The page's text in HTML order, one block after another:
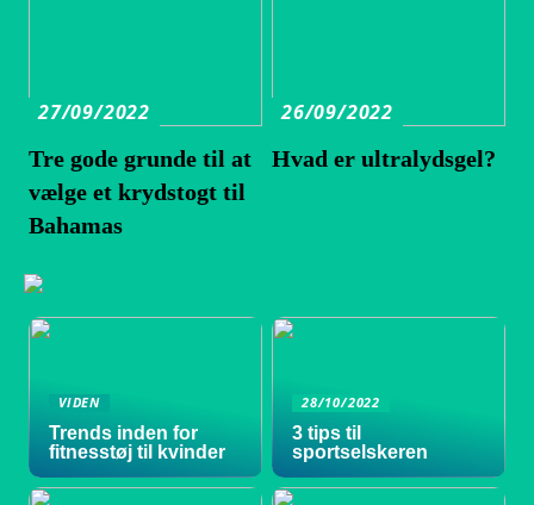
27/09/2022
Tre gode grunde til at
vælge et krydstogt til
Bahamas
26/09/2022
Hvad er ultralydsgel?
VIDEN
Trends inden for
fitnesstøj til kvinder
28/10/2022
3 tips til
sportselskeren